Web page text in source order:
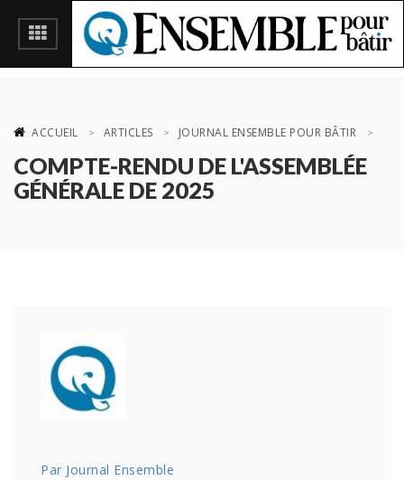
ACCUEIL ARTICLES JOURNAL ENSEMBLE POUR BÂTIR
COMPTE-RENDU DE L'ASSEMBLÉE
GÉNÉRALE DE 2025
Par Journal Ensemble